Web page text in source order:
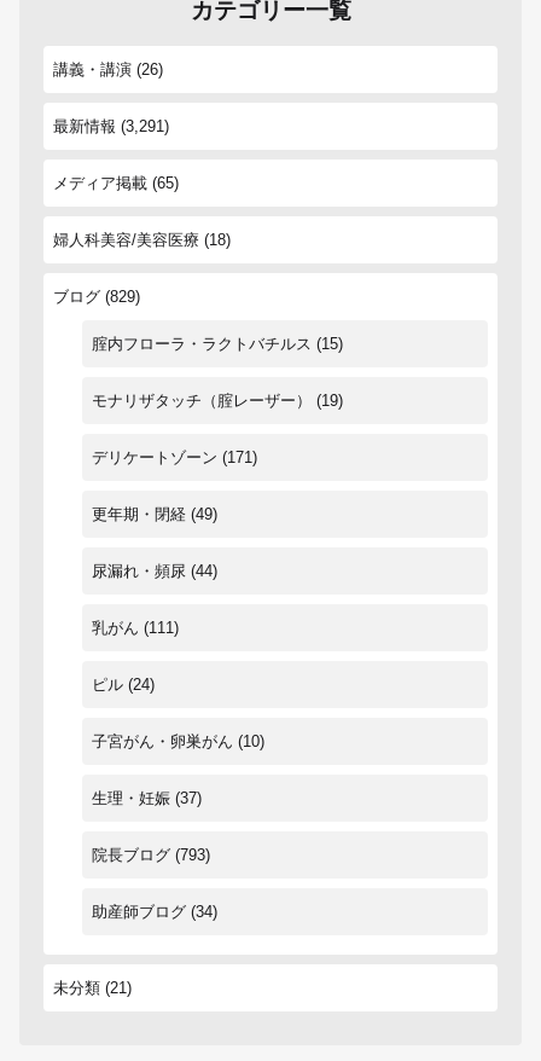
カテゴリー一覧
講義・講演 (26)
最新情報 (3,291)
メディア掲載 (65)
婦人科美容/美容医療 (18)
ブログ (829)
腟内フローラ・ラクトバチルス (15)
モナリザタッチ（腟レーザー） (19)
デリケートゾーン (171)
更年期・閉経 (49)
尿漏れ・頻尿 (44)
乳がん (111)
ピル (24)
子宮がん・卵巣がん (10)
生理・妊娠 (37)
院長ブログ (793)
助産師ブログ (34)
未分類 (21)